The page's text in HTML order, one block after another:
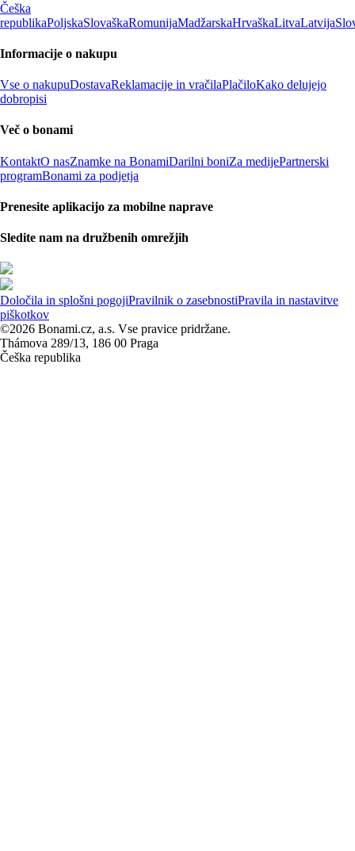
Češka
republikaPoljskaSlovaškaRomunijaMadžarskaHrvaškaLitvaLatvija
Informacije o nakupu
Vse o nakupuDostavaReklamacije in vračilaPlačiloKako delujejo
dobropisi
Več o bonami
KontaktO nasZnamke na BonamiDarilni boniZa medijePartnerski
programBonami za podjetja
Prenesite aplikacijo za mobilne naprave
Sledite nam na družbenih omrežjih
Določila in splošni pogojiPravilnik o zasebnostiPravila in nastavitve
piškotkov
©2026 Bonami.cz, a.s. Vse pravice pridržane.
Thámova 289/13, 186 00 Praga
Češka republika